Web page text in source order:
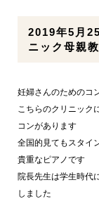
2019年5月
ニック母親
妊婦さんのためのコ
こちらのクリニック
コンがあります
全国的見てもスタイ
貴重なピアノです
院長先生は学生時代
しました